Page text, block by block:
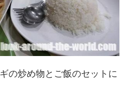
の炒め物とご飯のセットに